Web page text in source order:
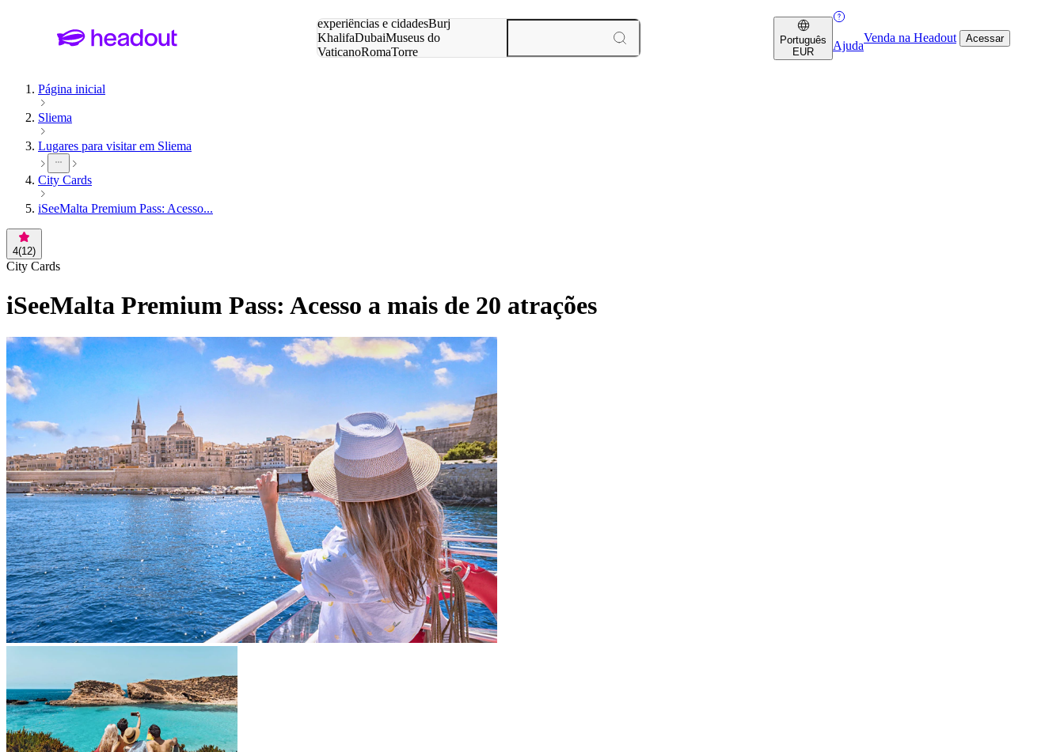
experiências e cidadesBurj
KhalifaDubaiMuseus do
VaticanoRomaTorre
Português
EUR
Ajuda
Venda na Headout Acessar
Página inicial
Sliema
Lugares para visitar em Sliema
City Cards
iSeeMalta Premium Pass: Acesso...
4(12)
City Cards
iSeeMalta Premium Pass: Acesso a mais de 20 atrações